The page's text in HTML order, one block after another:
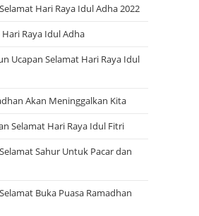
Hari Raya Idul Adha 2022
Raya Idul Adha
Ucapan Selamat Hari Raya Idul
Akan Meninggalkan Kita
Selamat Hari Raya Idul Fitri
Sahur Untuk Pacar dan
Buka Puasa Ramadhan